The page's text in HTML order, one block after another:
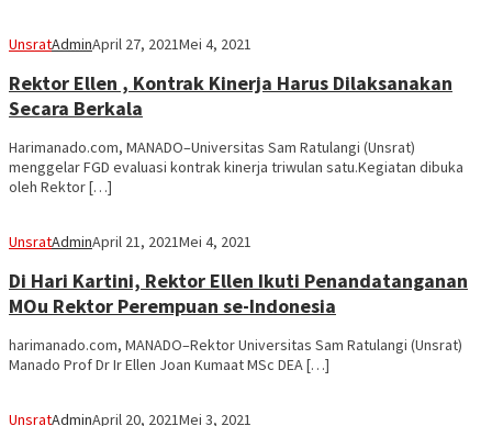
UnsratAdminApril 27, 2021Mei 4, 2021
Rektor Ellen , Kontrak Kinerja Harus Dilaksanakan
Secara Berkala
Harimanado.com, MANADO–Universitas Sam Ratulangi (Unsrat)
menggelar FGD evaluasi kontrak kinerja triwulan satu.Kegiatan dibuka
oleh Rektor […]
UnsratAdminApril 21, 2021Mei 4, 2021
Di Hari Kartini, Rektor Ellen Ikuti Penandatanganan
MOu Rektor Perempuan se-Indonesia
harimanado.com, MANADO–Rektor Universitas Sam Ratulangi (Unsrat)
Manado Prof Dr Ir Ellen Joan Kumaat MSc DEA […]
UnsratAdminApril 20, 2021Mei 3, 2021